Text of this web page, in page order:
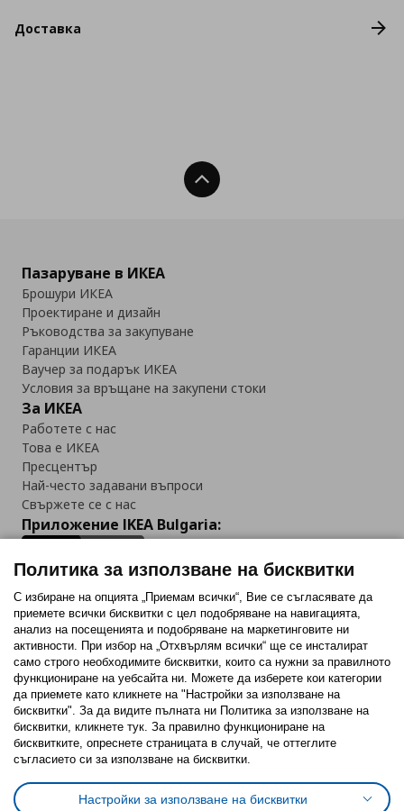
Доставка
Нагоре
Пазаруване в ИКЕА
Брошури ИКЕА
Проектиране и дизайн
Ръководства за закупуване
Гаранции ИКЕА
Ваучер за подарък ИКЕА
Условия за връщане на закупени стоки
За ИКЕА
Работете с нас
Това е ИКЕА
Пресцентър
Най-често задавани въпроси
Свържете се с нас
Приложение IKEA Bulgaria:
Последвайте ни:
FacebookTwitterYoutubePinterestInstagram
Политика за използване на бисквитки (Cookies)
Избор на настройки за използване на бисквитки
Условия за ползване на ikea.bgОбща политика за личните данни
Политика за използване на бисквитки
С избиране на опцията „Приемам всички“, Вие се съгласявате да
приемете всички бисквитки с цел подобряване на навигацията,
анализ на посещенията и подобряване на маркетинговите ни
активности. При избор на „Отхвърлям всички“ ще се инсталират
само строго необходимитe бисквитки, които са нужни за правилното
функциониране на уебсайта ни. Можете да изберете кои категории
да приемете като кликнете на "Настройки за използване на
бисквитки". За да видите пълната ни Политика за използване на
бисквитки, кликнете тук. За правилно функциониране на
бисквитките, опреснете страницата в случай, че оттеглите
съгласието си за използване на бисквитки.
Настройки за използване на бисквитки